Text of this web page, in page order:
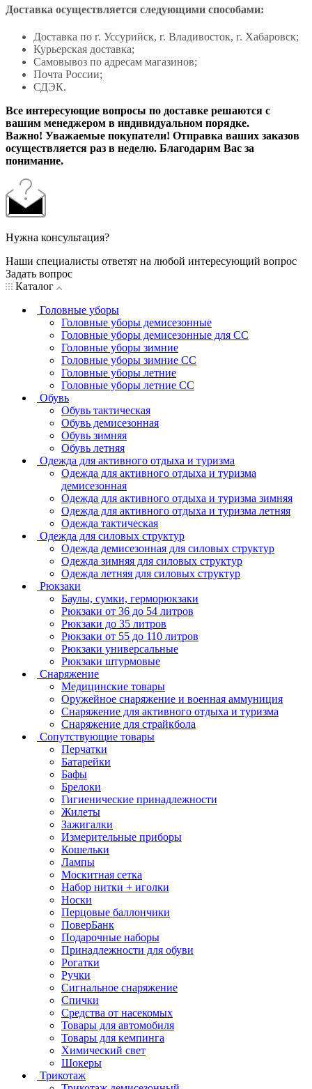
Доставка осуществляется следующими способами:
Доставка по г. Уссурийск, г. Владивосток, г. Хабаровск;
Курьерская доставка;
Самовывоз по адресам магазинов;
Почта России;
СДЭК.
Все интересующие вопросы по доставке решаются с
вашим менеджером в индивидуальном порядке.
Важно! Уважаемые покупатели! Отправка ваших заказов
осуществляется раз в неделю. Благодарим Вас за
понимание.
Нужна консультация?
Наши специалисты ответят на любой интересующий вопрос
Задать вопрос
Каталог
Головные уборы
Головные уборы демисезонные
Головные уборы демисезонные для СС
Головные уборы зимние
Головные уборы зимние СС
Головные уборы летние
Головные уборы летние СС
Обувь
Обувь тактическая
Обувь демисезонная
Обувь зимняя
Обувь летняя
Одежда для активного отдыха и туризма
Одежда для активного отдыха и туризма
демисезонная
Одежда для активного отдыха и туризма зимняя
Одежда для активного отдыха и туризма летняя
Одежда тактическая
Одежда для силовых структур
Одежда демисезонная для силовых структур
Одежда зимняя для силовых структур
Одежда летняя для силовых структур
Рюкзаки
Баулы, сумки, герморюкзаки
Рюкзаки от 36 до 54 литров
Рюкзаки до 35 литров
Рюкзаки от 55 до 110 литров
Рюкзаки универсальные
Рюкзаки штурмовые
Снаряжение
Медицинские товары
Оружейное снаряжение и военная аммуниция
Снаряжение для активного отдыха и туризма
Снаряжение для страйкбола
Сопутствующие товары
Перчатки
Батарейки
Бафы
Брелоки
Гигиенические принадлежности
Жилеты
Зажигалки
Измерительные приборы
Кошельки
Лампы
Москитная сетка
Набор нитки + иголки
Носки
Перцовые баллончики
ПоверБанк
Подарочные наборы
Принадлежности для обуви
Рогатки
Ручки
Сигнальное снаряжение
Спички
Средства от насекомых
Товары для автомобиля
Товары для кемпинга
Химический свет
Шокеры
Трикотаж